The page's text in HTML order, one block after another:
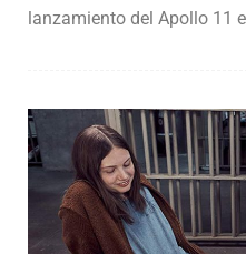
lanzamiento del Apollo 11